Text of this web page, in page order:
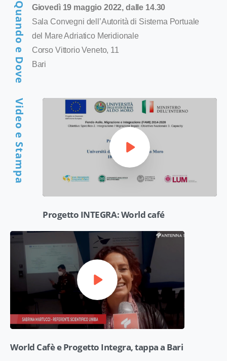
Quando e Dove
Giovedì 19 maggio 2022, dalle 14.30
Sala Convegni dell’Autorità di Sistema Portuale
del Mare Adriatico Meridionale
Corso Vittorio Veneto, 11
Bari
Video e Stampa
Progetto INTEGRA: World café
World Cafè e Progetto Integra, tappa a Bari
PROGETTI
CONFERENZE
WORKSHOP